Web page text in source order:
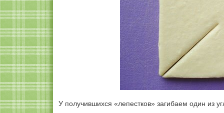
У получившихся «лепестков» загибаем один из